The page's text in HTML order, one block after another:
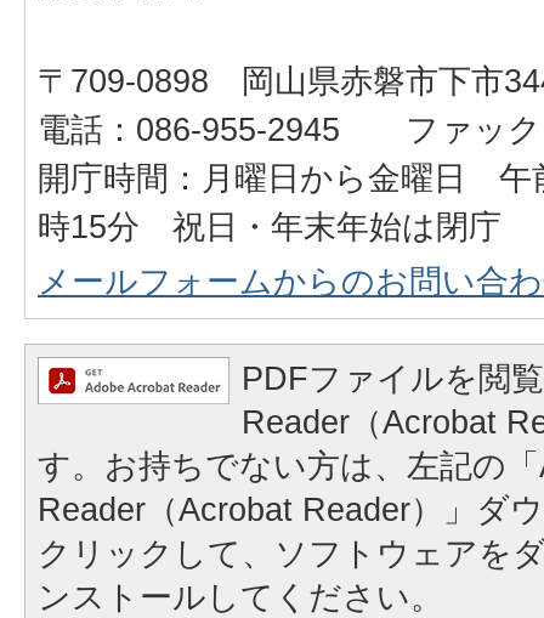
〒709-0898 岡山県赤磐市下市
電話：086-955-2945 ファック
開庁時間：月曜日から金曜日 午
時15分 祝日・年末年始は閉庁
メールフォームからのお問い合
PDFファイルを閲
Reader（Acrobat
す。お持ちでない方は、左記の
Reader（Acrobat Reader）」ダ
クリックして、ソフトウェアを
ンストールしてください。